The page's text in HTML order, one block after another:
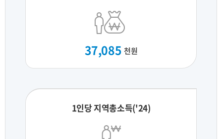
37,085 천원
1인당 지역총소득('24)